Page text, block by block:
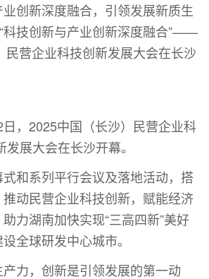
创新深度融合，引领发展新质生
科技创新与产业创新深度融合”——
民营企业科技创新发展大会在长沙
，2025中国（长沙）民营企业科
发展大会在长沙开幕。
和系列平行会议及落地活动，搭
动民营企业科技创新，赋能经济
力湖南加快实现“三高四新”美好
全球研发中心城市。
力，创新是引领发展的第一动